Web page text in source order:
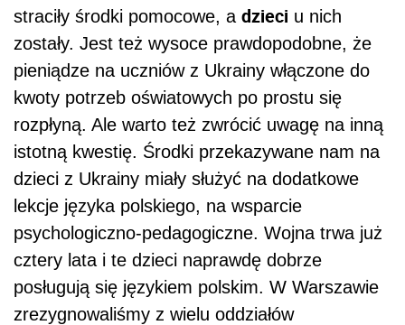
straciły środki pomocowe, a dzieci u nich
zostały. Jest też wysoce prawdopodobne, że
pieniądze na uczniów z Ukrainy włączone do
kwoty potrzeb oświatowych po prostu się
rozpłyną. Ale warto też zwrócić uwagę na inną
istotną kwestię. Środki przekazywane nam na
dzieci z Ukrainy miały służyć na dodatkowe
lekcje języka polskiego, na wsparcie
psychologiczno-pedagogiczne. Wojna trwa już
cztery lata i te dzieci naprawdę dobrze
posługują się językiem polskim. W Warszawie
zrezygnowaliśmy z wielu oddziałów